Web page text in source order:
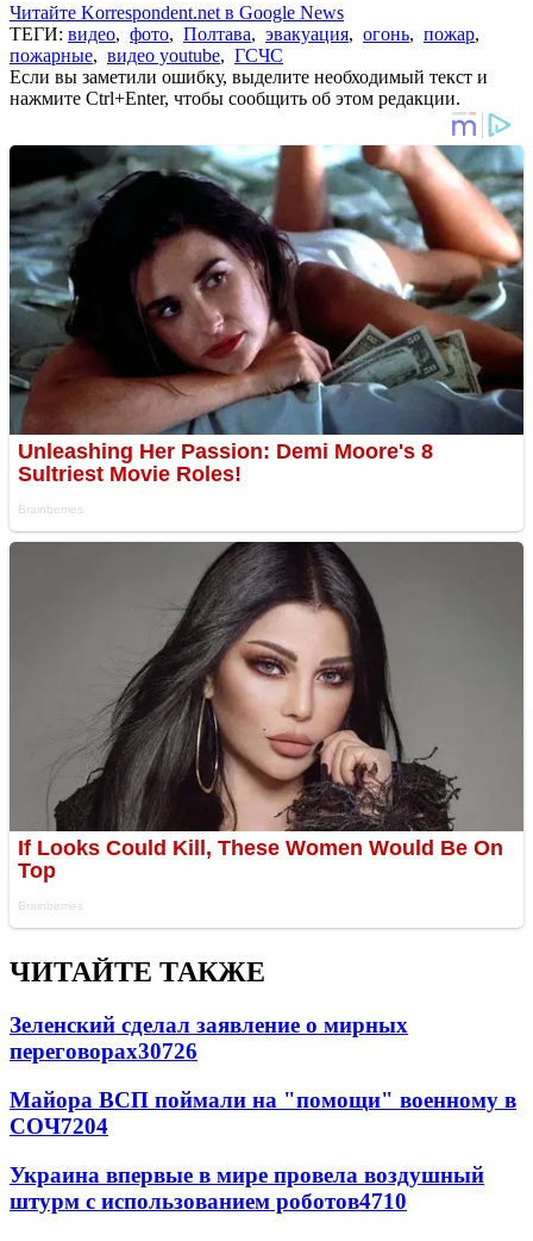
Читайте Korrespondent.net в Google News
ТЕГИ: видео, фото, Полтава, эвакуация, огонь, пожар,
пожарные, видео youtube, ГСЧС
Если вы заметили ошибку, выделите необходимый текст и
нажмите Ctrl+Enter, чтобы сообщить об этом редакции.
ЧИТАЙТЕ ТАКЖЕ
Зеленский сделал заявление о мирных
переговорах30726
Майора ВСП поймали на "помощи" военному в
СОЧ7204
Украина впервые в мире провела воздушный
штурм с использованием роботов4710